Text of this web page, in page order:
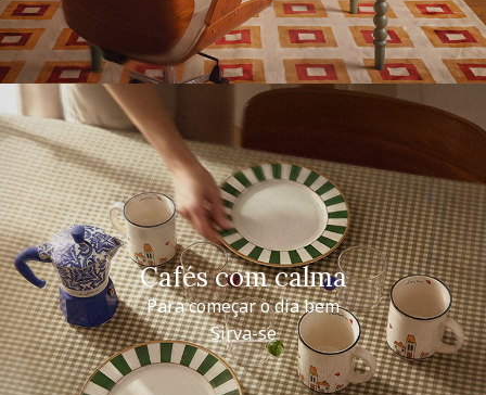
Cafés com calma
Para começar o dia bem
Sirva-se